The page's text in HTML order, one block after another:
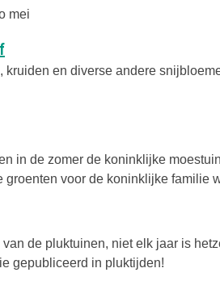
mei
kruiden en diverse andere
in de zomer de koninklijke
groenten voor de koninklijke familie
de pluktuinen, niet elk jaar is
gepubliceerd in pluktijden!